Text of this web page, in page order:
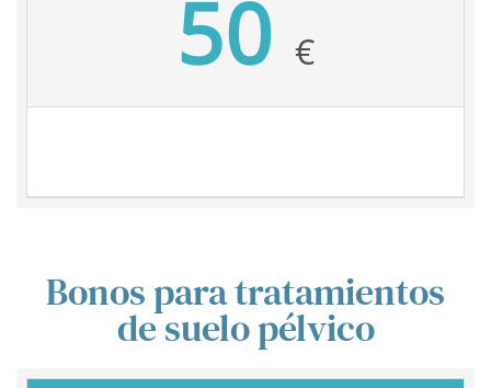
50 €
Bonos para tratamientos
de suelo pélvico